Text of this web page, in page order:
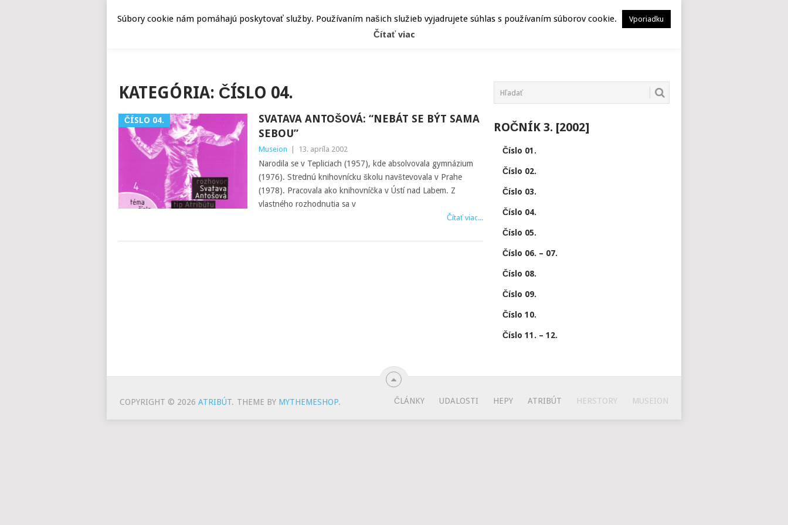
ČLÁNKY UDALOSTI HEPY ATRIBÚT HERSTORY MUSEION
KATEGÓRIA: ČÍSLO 04.
ČÍSLO 04.
SVATAVA ANTOŠOVÁ: “NEBÁT SE BÝT SAMA
SEBOU”
Museion 13. apríla 2002
Narodila se v Tepliciach (1957), kde absolvovala gymnázium
(1976). Strednú knihovnícku školu navštevovala v Prahe
(1978). Pracovala ako knihovníčka v Ústí nad Labem. Z
vlastného rozhodnutia sa v
Čítať viac...
ROČNÍK 3. [2002]
Číslo 01.
Číslo 02.
Číslo 03.
Číslo 04.
Číslo 05.
Číslo 06. – 07.
Číslo 08.
Číslo 09.
Číslo 10.
Číslo 11. – 12.
COPYRIGHT © 2026 ATRIBÚT. THEME BY MYTHEMESHOP. ČLÁNKY UDALOSTI HEPY ATRIBÚT HERSTORY MUSEION
Súbory cookie nám pomáhajú poskytovať služby. Používaním našich služieb vyjadrujete súhlas s používaním súborov cookie. Vporiadku
Čítať viac